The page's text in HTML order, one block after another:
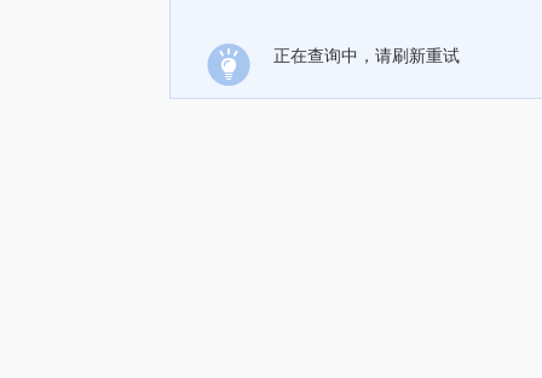
正在查询中，请刷新重试